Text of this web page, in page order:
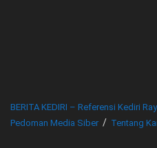
BERITA KEDIRI – Referensi Kediri
Pedoman Media Siber
Tentang